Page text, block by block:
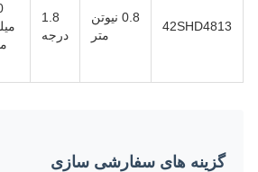
42SHD4813
0.8 نیوتن
متر
1.8
درجه
گزینه های سفارشی سازی